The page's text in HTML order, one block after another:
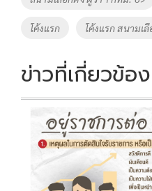
โค้งแรก โค้งแรก สนามเ
ข่าวที่เกี่ยวข้อง